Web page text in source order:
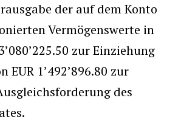
der auf dem Konto
Vermögenswerte in
zur Einziehung
EUR 1’492’896.80 zur
des